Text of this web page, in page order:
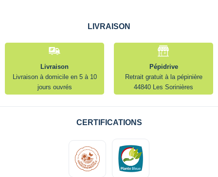
LIVRAISON
Livraison
Livraison à domicile en 5 à 10
jours ouvrés
Pépidrive
Retrait gratuit à la pépinière
44840 Les Sorinières
CERTIFICATIONS